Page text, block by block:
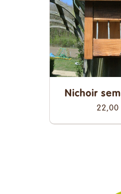
Nichoir
22,00